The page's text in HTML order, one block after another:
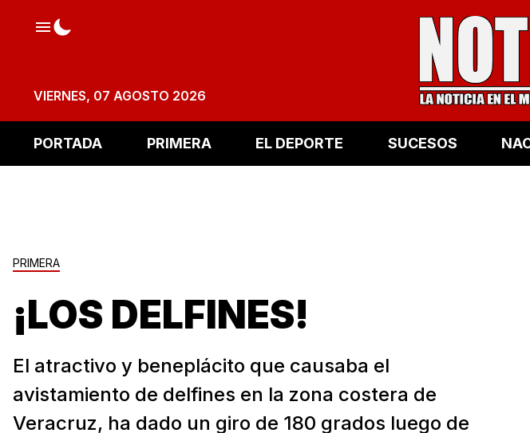
VIERNES, 07 AGOSTO 2026
PORTADA PRIMERA EL DEPORTE SUCESOS
PRIMERA
¡LOS DELFINES!
El atractivo y beneplácito que causaba el
avistamiento de delfines en la zona costera de
Veracruz, ha dado un giro de 180 grados luego de